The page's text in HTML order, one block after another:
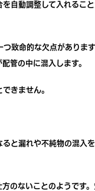
自動調整して入れるこ
致命的な欠点がありま
管の中に混入します。
きません。
と漏れや不純物の混入
のないことのようです